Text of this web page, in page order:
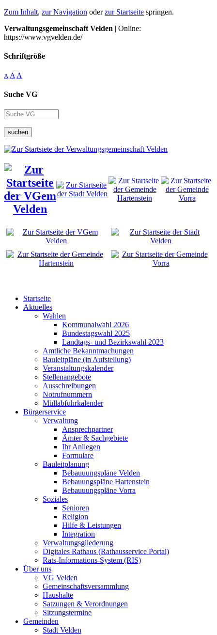
Zum Inhalt, zur Navigation oderzur Startseite springen.
Verwaltungsgemeinschaft Velden | Online:
https://www.vgvelden.de/
Schriftgröße
A A A
Suche VG
suchen
Startseite
Aktuelles
Wahlen
Kommunalwahl 2026
Bundestagswahl 2025
Landtags- und Bezirkswahl 2023
Amtliche Bekanntmachungen
Bauleitpläne (in Aufstellung)
Veranstaltungskalender
Stellenangebote
Ausschreibungen
Notrufnummern
Müllabfuhrkalender
Bürgerservice
Verwaltung
Ansprechpartner
Ämter & Sachgebiete
Ihr Anliegen
Formulare
Bauleitplanung
Bebauuungspläne Velden
Bebauungspläne Hartenstein
Bebauuungspläne Vorra
Soziales
Senioren
Religion
Hilfe & Leistungen
Integration
Verwaltungsgliederung
Digitales Rathaus (Rathausservice Portal)
Rats-Informations-System (RIS)
Über uns
VG Velden
Gemeinschaftsversammlung
Haushalte
Satzungen & Verordnungen
Sitzungstermine
Gemeinden
Stadt Velden